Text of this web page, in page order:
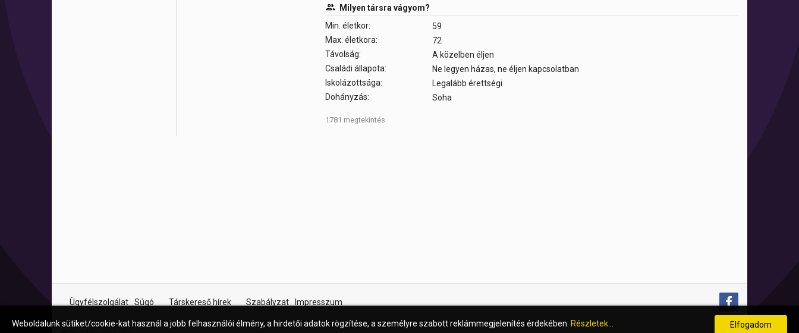
Milyen társra vágyom?
Min. életkor:
59
Max. életkora:
72
Távolság:
A közelben éljen
Családi állapota:
Ne legyen házas, ne éljen kapcsolatban
Iskolázottsága:
Legalább érettségi
Dohányzás:
Soha
1781 megtekintés
Ügyfélszolgálat Súgó Társkereső hírek Szabályzat Impresszum
Weboldalunk sütiket/cookie-kat használ a jobb felhasználói élmény, a hirdetői adatok rögzítése, a személyre szabott reklámmegjelenítés érdekében. Részletek... Elfogadom